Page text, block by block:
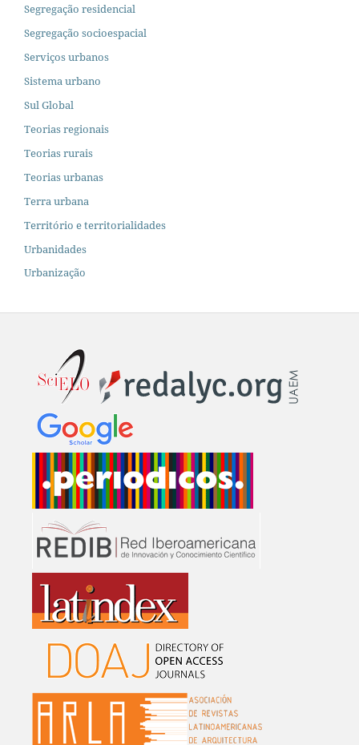
Segregação residencial
Segregação socioespacial
Serviços urbanos
Sistema urbano
Sul Global
Teorias regionais
Teorias rurais
Teorias urbanas
Terra urbana
Território e territorialidades
Urbanidades
Urbanização